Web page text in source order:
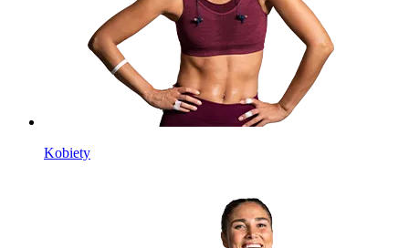
Kobiety